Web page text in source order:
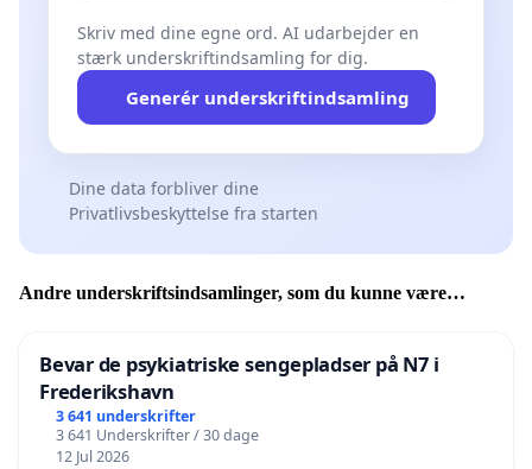
Skriv med dine egne ord. AI udarbejder en
stærk underskriftindsamling for dig.
Generér underskriftindsamling
Dine data forbliver dine
Privatlivsbeskyttelse fra starten
Andre underskriftsindsamlinger, som du kunne være
Bevar de psykiatriske sengepladser på N7 i
Frederikshavn
3 641 underskrifter
3 641 Underskrifter / 30 dage
12 Jul 2026